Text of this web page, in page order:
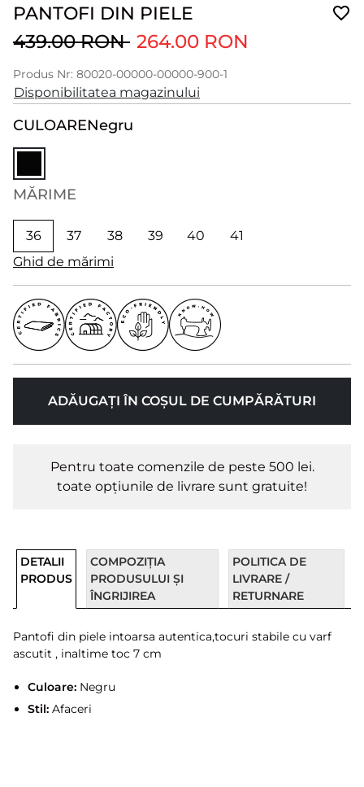
PANTOFI DIN PIELE
439.00 RON 264.00 RON
Produs Nr: 80020-00000-00000-900-1
Disponibilitatea magazinului
CULOARENegru
MĂRIME
36 37 38 39 40
41
Ghid de mărimi
ADĂUGAȚI ÎN COȘUL DE CUMPĂRĂTURI
Pentru toate comenzile de peste 500 lei.
toate opțiunile de livrare sunt gratuite!
DETALII
PRODUS
COMPOZIȚIA
PRODUSULUI ȘI
ÎNGRIJIREA
POLITICA DE
LIVRARE /
RETURNARE
Pantofi din piele intoarsa autentica,tocuri stabile cu varf
ascutit , inaltime toc 7 cm
Culoare:Negru
Stil:Afaceri